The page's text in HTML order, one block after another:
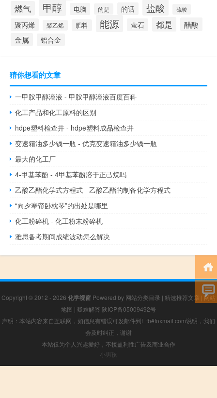
燃气 甲醇 电脑 的是 的话 盐酸 硫酸
聚丙烯 聚乙烯 肥料 能源 萤石 都是 醋酸
金属 铝合金
猜你想看的文章
一甲胺甲醇溶液 - 甲胺甲醇溶液百度百科
化工产品和化工原料的区别
hdpe塑料检查井 - hdpe塑料成品检查井
变速箱油多少钱一瓶 - 优克变速箱油多少钱一瓶
最大的化工厂
4-甲基苯酚 - 4甲基苯酚溶于正己烷吗
乙酸乙酯化学式方程式 - 乙酸乙酯的制备化学方程式
“向夕搴帘卧枕琴”的出处是哪里
化工粉碎机 - 化工粉末粉碎机
雅思备考期间成绩波动怎么解决
Copyright © 2012 - 2026 化学视窗 Powered by 网站分类目录 | 精选推荐文章 | 网站
地图 | 疑难解答 陕ICP备05009492号
声明：本站内容来自互联网，如信息有错误可发邮件到f_fb#foxmail.com说明，我们
会及时纠正，谢谢
本站仅为个人兴趣爱好，不接盈利性广告及商业合作
小男孩